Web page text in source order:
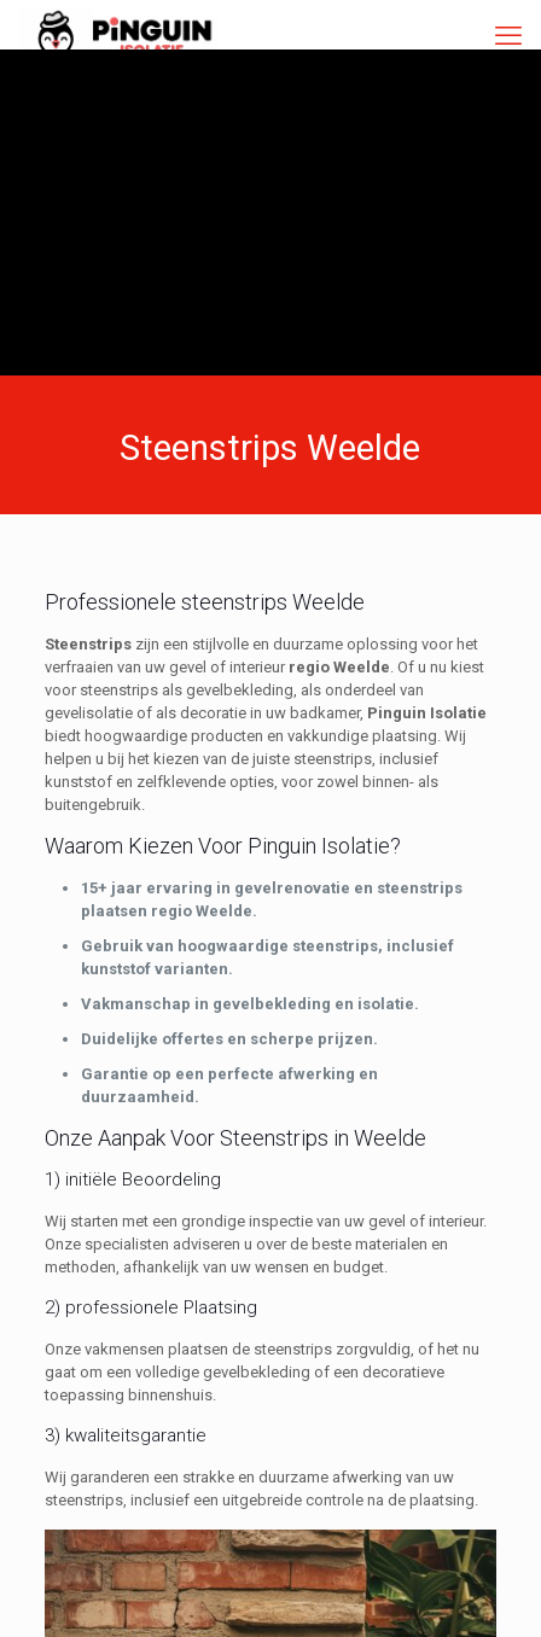
Steenstrips Weelde
Professionele steenstrips Weelde
Steenstripszijn een stijlvolle en duurzame oplossing voor het
verfraaien van uw gevel of interieur regio Weelde . Of u nu kiest
voor steenstrips als gevelbekleding, als onderdeel van
gevelisolatie of als decoratie in uw badkamer, Pinguin Isolatie
biedt hoogwaardige producten en vakkundige plaatsing. Wij
helpen u bij het kiezen van de juiste steenstrips, inclusief
kunststof en zelfklevende opties, voor zowel binnen- als
buitengebruik.
Waarom Kiezen Voor Pinguin Isolatie?
15+ jaar ervaring in gevelrenovatie en steenstrips
plaatsen regio Weelde.
Gebruik van hoogwaardige steenstrips, inclusief
kunststof varianten.
Vakmanschap in gevelbekleding en isolatie.
Duidelijke offertes en scherpe prijzen.
Garantie op een perfecte afwerking en
duurzaamheid.
Onze Aanpak Voor Steenstrips in Weelde
1) initiële Beoordeling
Wij starten met een grondige inspectie van uw gevel of interieur.
Onze specialisten adviseren u over de beste materialen en
methoden, afhankelijk van uw wensen en budget.
2) professionele Plaatsing
Onze vakmensen plaatsen de steenstrips zorgvuldig, of het nu
gaat om een volledige gevelbekleding of een decoratieve
toepassing binnenshuis.
3) kwaliteitsgarantie
Wij garanderen een strakke en duurzame afwerking van uw
steenstrips, inclusief een uitgebreide controle na de plaatsing.